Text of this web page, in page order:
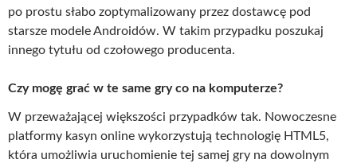
po prostu słabo zoptymalizowany przez dostawcę pod
starsze modele Androidów. W takim przypadku poszukaj
innego tytułu od czołowego producenta.
Czy mogę grać w te same gry co na komputerze?
W przeważającej większości przypadków tak. Nowoczesne
platformy kasyn online wykorzystują technologię HTML5,
która umożliwia uruchomienie tej samej gry na dowolnym